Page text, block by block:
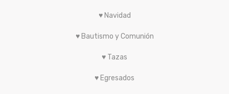
♥ Navidad
♥ Bautismo y Comunión
♥ Tazas
♥ Egresados